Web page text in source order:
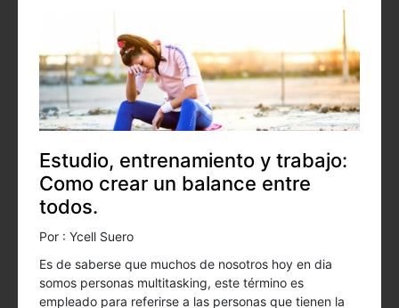
Estudio, entrenamiento y trabajo:
Como crear un balance entre
todos.
Por : Ycell Suero
Es de saberse que muchos de nosotros hoy en dia
somos personas multitasking, este término es
empleado para referirse a las personas que tienen la